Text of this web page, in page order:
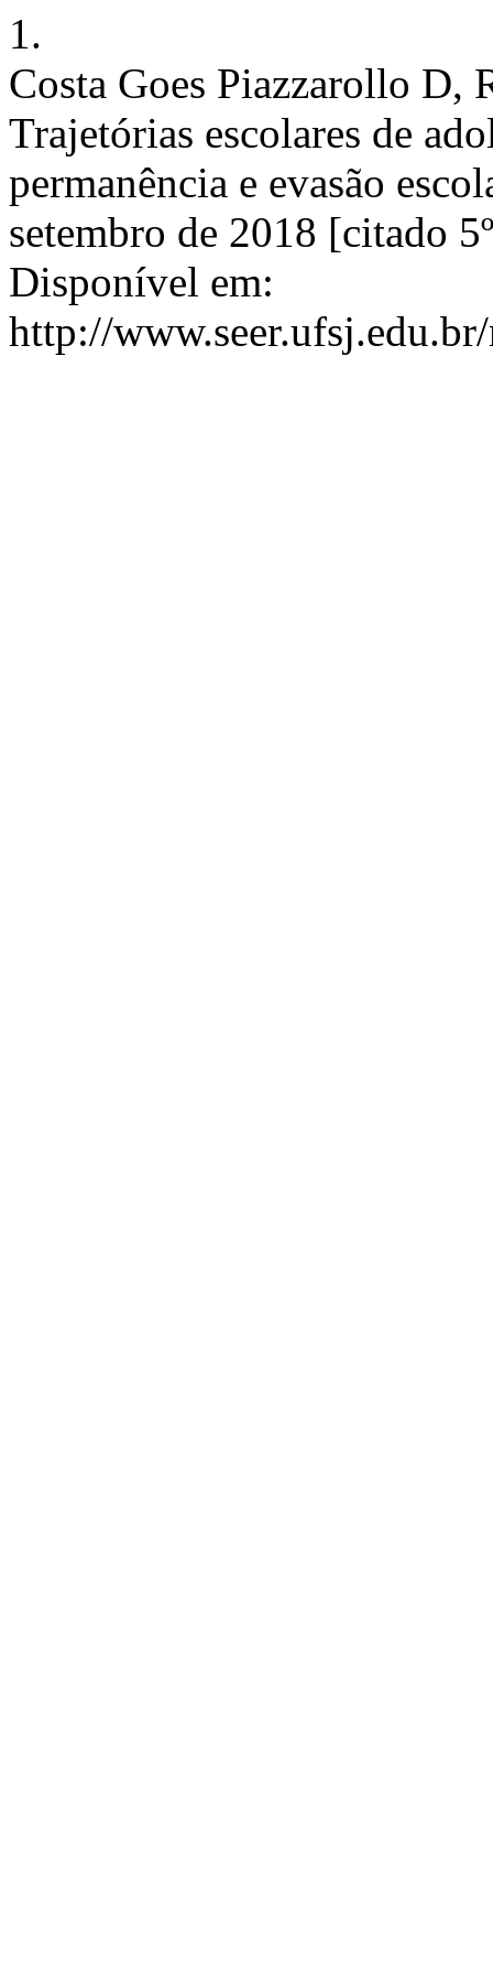
1.
Costa Goes Piazzarollo D,
Trajetórias escolares de
permanência e evasão
setembro de 2018 [citado
Disponível em:
http://